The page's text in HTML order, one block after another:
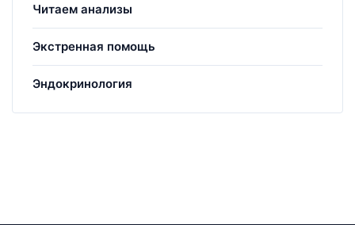
Читаем анализы
Экстренная помощь
Эндокринология